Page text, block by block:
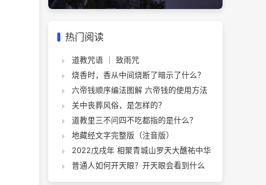
热门阅读
道教咒语 ｜ 致雨咒
烧香时，香从中间烧断了暗示了什么？
六帝钱顺序编法图解 六帝钱的使用方法
关中丧葬风俗，是怎样的？
道教里三不问四不吃都指的是什么？
地藏经文字完整版（注音版）
2022戊戌年 相聚青城山罗天大醮祐中华
普通人如何开天眼？开天眼会看到什么